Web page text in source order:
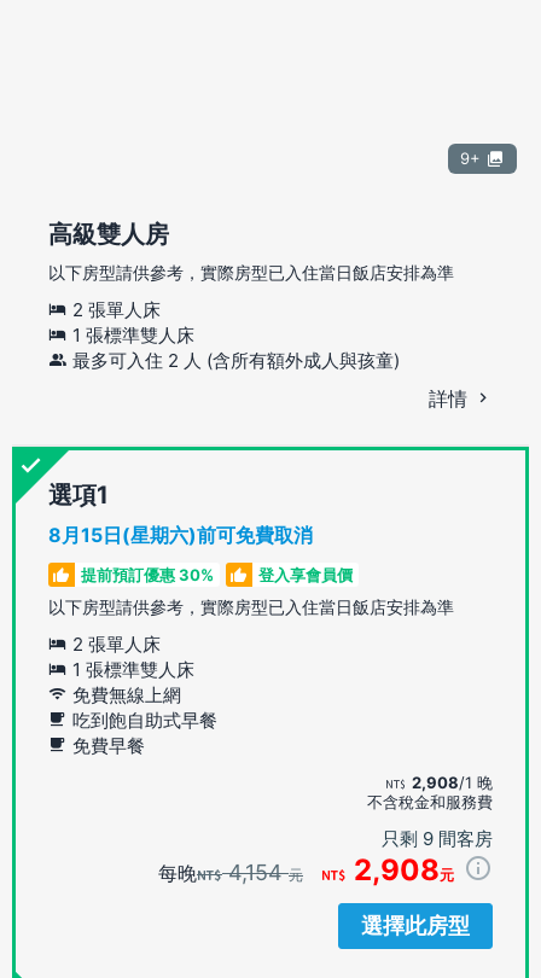
9+
高級雙人房
以下房型請供參考，實際房型已入住當日飯店安排為準
2 張單人床
1 張標準雙人床
最多可入住 2 人 (含所有額外成人與孩童)
詳情
選項
8月15日(星期六)前可免費取消
提前預訂優惠 30% 登入享會員價
以下房型請供參考，實際房型已入住當日飯店安排為準
2 張單人床
1 張標準雙人床
免費無線上網
吃到飽自助式早餐
免費早餐
2,908/1 晚
不含稅金和服務費
只剩 9 間客房
每晚 4,154元 2,908元
選擇此房型